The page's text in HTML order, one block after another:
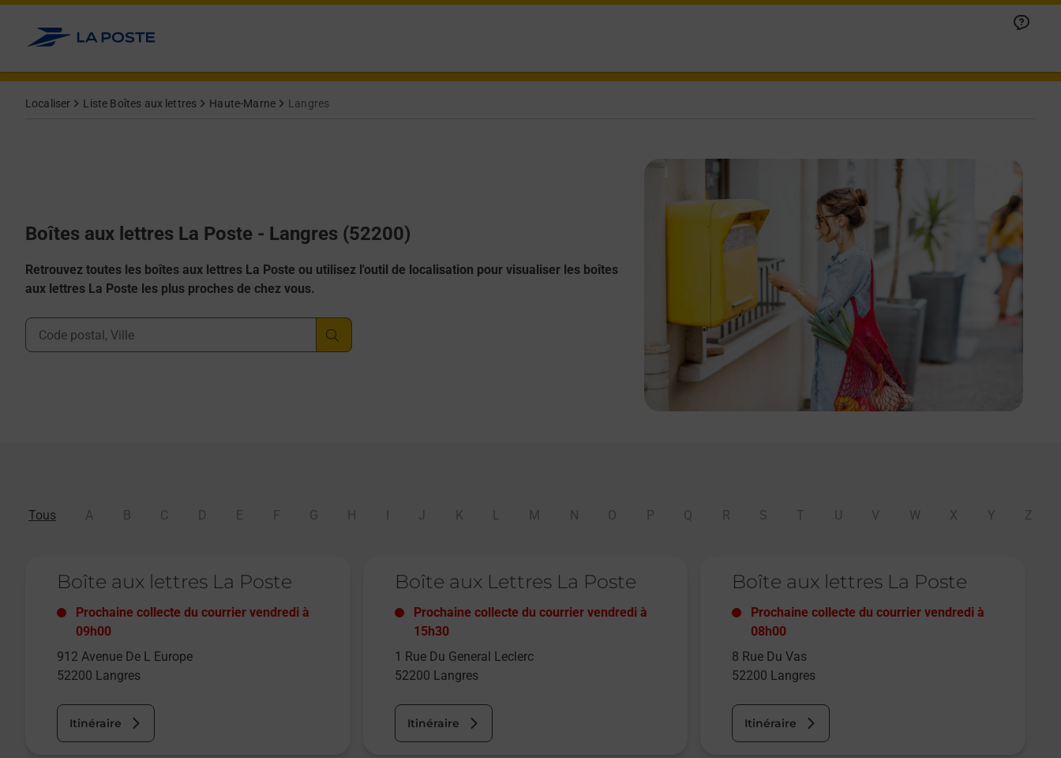
Allez au contenu
Localiser Liste Boîtes aux lettres Haute-Marne Langres
Boîtes aux lettres La Poste - Langres (52200)
Retrouvez toutes les boîtes aux lettres La Poste ou utilisez l'outil de localisation pour visualiser les boîtes
aux lettres La Poste les plus proches de chez vous.
Ville, Département, Code Postal
Tous A B C D E F G H J K L M N O P Q R S T U V W X Y Z
Boîte aux lettres La Poste
Prochaine collecte du courrier vendredi à
09h00
912 Avenue De L Europe
52200 Langres
Itinéraire
Boîte aux Lettres La Poste
Prochaine collecte du courrier vendredi à
15h30
1 Rue Du General Leclerc
52200 Langres
Itinéraire
Boîte aux lettres La Poste
Prochaine collecte du courriervendredi à
08h00
8 Rue Du Vas
52200 Langres
Itinéraire